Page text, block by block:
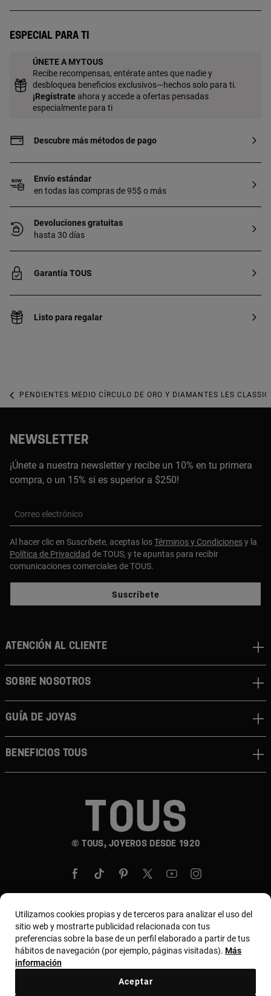
Especial para ti
ÚNETE A MYTOUS
Recibe recompensas, entérate antes que nadie y
desbloquea beneficios exclusivos—hechos solo para ti.
¡Regístrate ahora y accede a ofertas pensadas
especialmente para ti
Descubre más métodos de pago
Envío estándar
en todas las compras de 95$ o más
Devoluciones gratuitas
hasta 30 días
Garantía TOUS
Listo para regalar
PENDIENTES MEDIO CÍRCULO DE ORO Y DIAMANTES LES
NEWSLETTER
¡Únete a nuestra newsletter y recibe un 10% en tu primera
compra, o un 15% si es superior a $250!
Correo electrónico
Al hacer clic en Suscríbete, aceptas losTérminos y Condicionesy la
Política de Privacidad de TOUS, y te apuntas para recibir
comunicaciones comerciales de TOUS.
Suscríbete
© TOUS, JOYEROS DESDE 1920
ATENCIÓN AL CLIENTE
SOBRE NOSOTROS
GUÍA DE JOYAS
BENEFICIOS TOUS
País y moneda:United States Of America / US
Dollar
Términos y condiciones Política de uso y privacidad
Utilizamos cookies propias y de terceros para analizar el uso del
sitio web y mostrarte publicidad relacionada con tus
preferencias sobre la base de un perfil elaborado a partir de tus
hábitos de navegación (por ejemplo, páginas visitadas). Más
información
Aceptar